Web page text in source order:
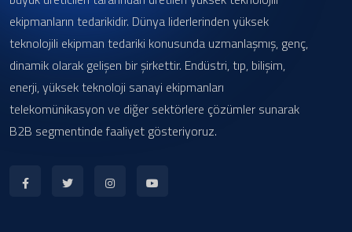
ekipmanların tedarikidir. Dünya liderlerinden yüksek
teknolojili ekipman tedariki konusunda uzmanlaşmış, genç,
dinamik olarak gelişen bir şirkettir. Endüstri, tıp, bilişim,
enerji, yüksek teknoloji sanayi ekipmanları
telekomünikasyon ve diğer sektörlere çözümler sunarak
B2B segmentinde faaliyet gösteriyoruz.